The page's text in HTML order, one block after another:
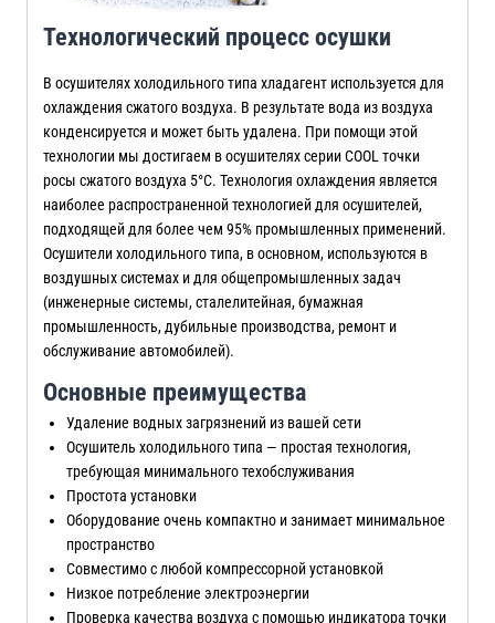
Технологический процесс осушки
В осушителях холодильного типа хладагент используется для
охлаждения сжатого воздуха. В результате вода из воздуха
конденсируется и может быть удалена. При помощи этой
технологии мы достигаем в осушителях серии COOL точки
росы сжатого воздуха 5°C. Технология охлаждения является
наиболее распространенной технологией для осушителей,
подходящей для более чем 95% промышленных применений.
Осушители холодильного типа, в основном, используются в
воздушных системах и для общепромышленных задач
(инженерные системы, сталелитейная, бумажная
промышленность, дубильные производства, ремонт и
обслуживание автомобилей).
Основные преимущества
Удаление водных загрязнений из вашей сети
Осушитель холодильного типа — простая технология,
требующая минимального техобслуживания
Простота установки
Оборудование очень компактно и занимает минимальное
пространство
Совместимо с любой компрессорной установкой
Низкое потребление электроэнергии
Проверка качества воздуха с помощью индикатора точки